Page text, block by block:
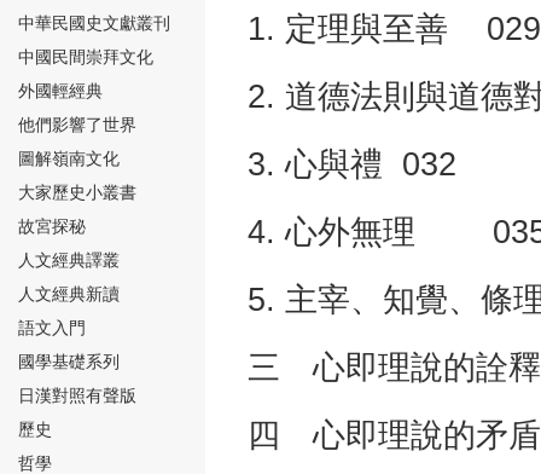
⑯
⑰
⑱
中華民國史文獻叢刊
中國民間崇拜文化
外國輕經典
他們影響了世界
圖解嶺南文化
大家歷史小叢書
故宮探秘
人文經典譯叢
人文經典新讀
語文入門
國學基礎系列
日漢對照有聲版
歷史
哲學
1. 定理與至善 029
2. 道德法則與道
3. 心與禮 032
4. 心外無理
5. 主宰、知覺、條
三 心即理說的詮
四 心即理說的矛